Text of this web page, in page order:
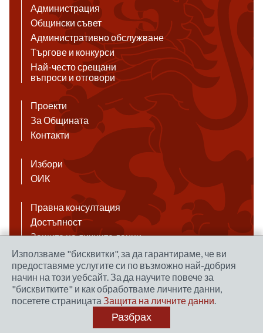
Администрация
Общински съвет
Административно обслужване
Търгове и конкурси
Най-често срещани
въпроси и отговори
Проекти
За Общината
Контакти
Избори
ОИК
Правна консултация
Достъпност
Защита на личните данни
Антикорупция
Връзки
Правила за ползване на сайта
Уеб дизайн и хостинг: NEO MEDIA
Използваме "бисквитки", за да гарантираме, че ви
предоставяме услугите си по възможно най-добрия
начин на този уебсайт. За да научите повече за
"бисквитките" и как обработваме личните данни,
посетете страницата Защита на личните данни.
Разбрах